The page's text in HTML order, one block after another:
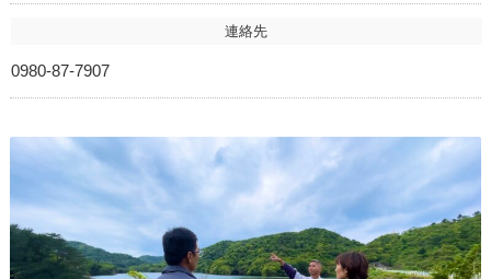
連絡先
0980-87-7907